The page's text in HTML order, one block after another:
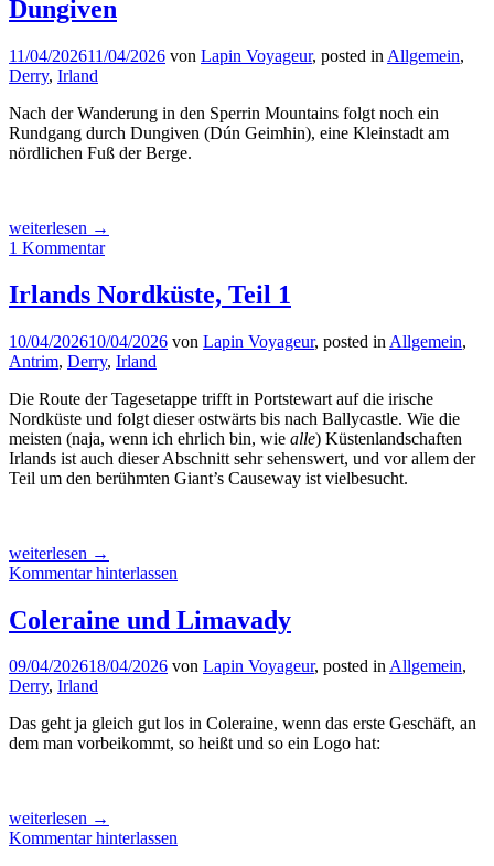
Dungiven
11/04/202611/04/2026 von Lapin Voyageur, posted in Allgemein,
Derry, Irland
Nach der Wanderung in den Sperrin Mountains folgt noch ein
Rundgang durch Dungiven (Dún Geimhin), eine Kleinstadt am
nördlichen Fuß der Berge.
„Dungiven“
weiterlesen →
1 Kommentar
Irlands Nordküste, Teil 1
10/04/202610/04/2026 von Lapin Voyageur, posted in Allgemein,
Antrim, Derry, Irland
Die Route der Tagesetappe trifft in Portstewart auf die irische
Nordküste und folgt dieser ostwärts bis nach Ballycastle. Wie die
meisten (naja, wenn ich ehrlich bin, wie alle) Küstenlandschaften
Irlands ist auch dieser Abschnitt sehr sehenswert, und vor allem der
Teil um den berühmten Giant’s Causeway ist vielbesucht.
„Irlands
Nordküste,
1“
weiterlesen →
Kommentar hinterlassen
Coleraine und Limavady
09/04/202618/04/2026 von Lapin Voyageur, posted inAllgemein,
Derry, Irland
Das geht ja gleich gut los in Coleraine, wenn das erste Geschäft, an
dem man vorbeikommt, so heißt und so ein Logo hat:
„Coleraine
und
weiterlesen →
Kommentar hinterlassen